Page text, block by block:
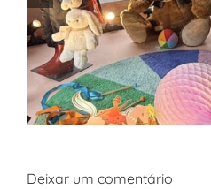
Deixar um comentário